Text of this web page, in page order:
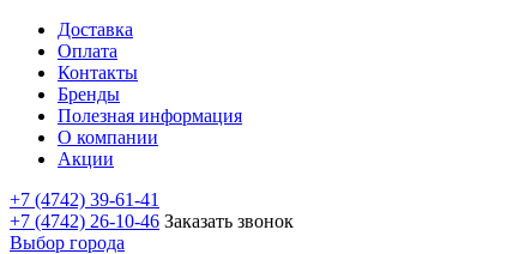
Доставка
Оплата
Контакты
Бренды
Полезная информация
О компании
Акции
+7 (4742) 39-61-41
+7 (4742) 26-10-46 Заказать звонок
Выбор города